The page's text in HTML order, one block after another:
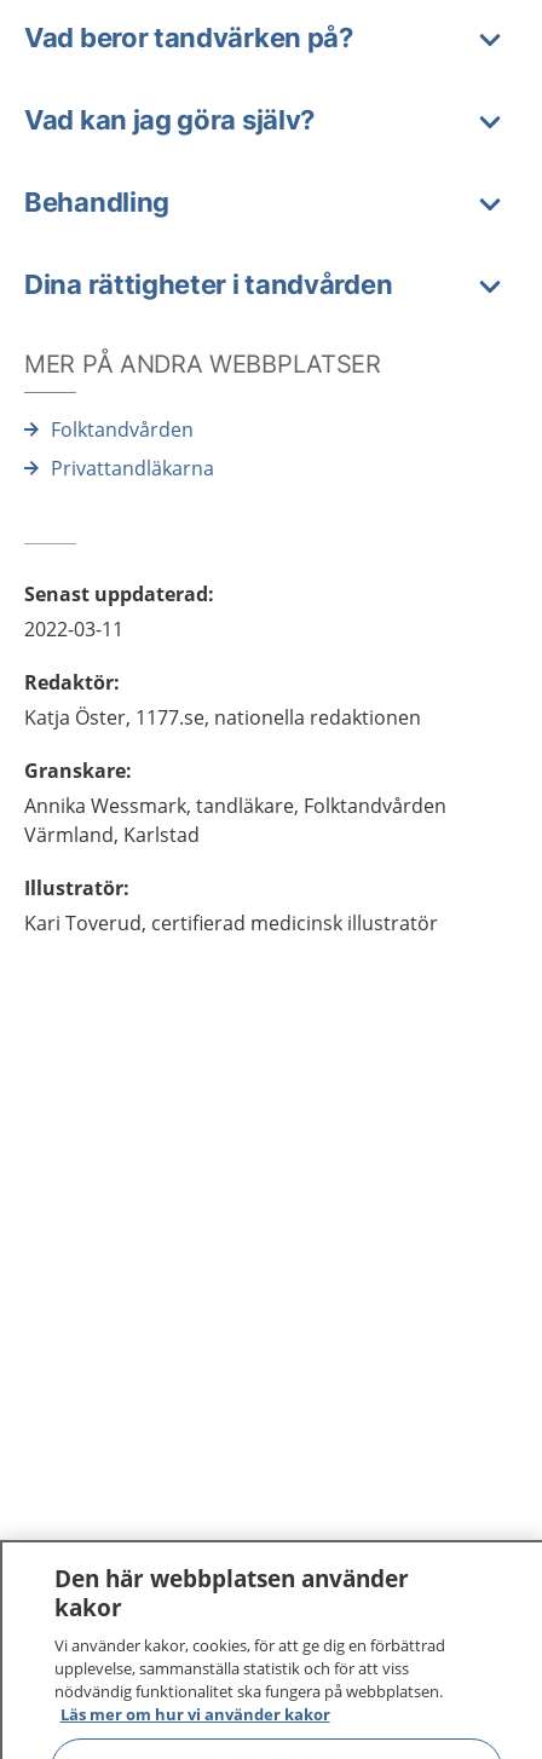
Vad beror tandvärken på?
Vad kan jag göra själv?
Behandling
Dina rättigheter i tandvården
MER PÅ ANDRA WEBBPLATSER
Folktandvården
Privattandläkarna
Senast uppdaterad:
2022-03-11
Redaktör:
Katja Öster, 1177.se, nationella redaktionen
Granskare:
Annika Wessmark, tandläkare, Folktandvården
Värmland, Karlstad
Illustratör:
Kari Toverud, certifierad medicinsk illustratör
1177 –tryggt om din hälsa och vård
På 1177.se får du råd om hälsa och information om
sjukdomar och vilka mottagningar du kan kontakta.
Logga in för att läsa din journal och göra dina
vårdärenden. Ring telefonnummer 1177 för
Den här webbplatsen använder
kakor
Vi använder kakor, cookies, för att ge dig en förbättrad
upplevelse, sammanställa statistik och för att viss
nödvändig funktionalitet ska fungera på webbplatsen.
Läs mer om hur vi använder kakor